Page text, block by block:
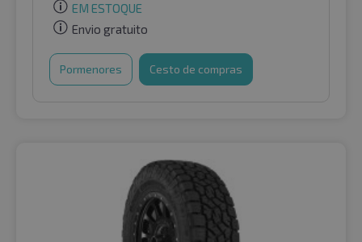
EM ESTOQUE
Envio gratuito
Pormenores Cesto de compras